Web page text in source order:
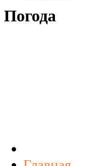
Погода